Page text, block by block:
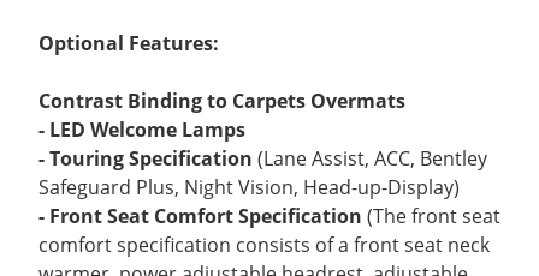
Optional Features:
Contrast Binding to Carpets Overmats
- LED Welcome Lamps
- Touring Specification (Lane Assist, ACC, Bentley
Safeguard Plus, Night Vision, Head-up-Display)
- Front Seat Comfort Specification (The front seat
comfort specification consists of a front seat neck